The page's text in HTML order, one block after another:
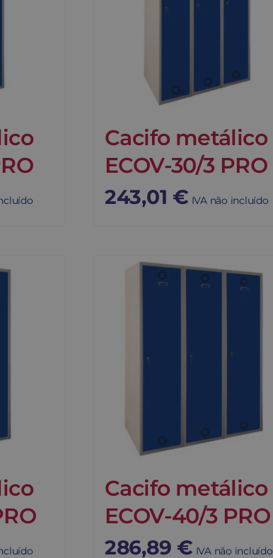
Cacifo metálico
ECOV-30/3 PRO
243,01 € IVA não incluído
Cacifo metálico
ECOV-40/3 PRO
286,89 € IVA não incluído